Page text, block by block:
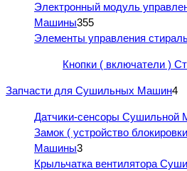
Электронный модуль
Машины355
Элементы управления
Кнопки ( включатели )
Запчасти для Сушильных Машин4
Датчики-сенсоры Сушильной
Замок ( устройство
Машины3
Крыльчатка вентилятора